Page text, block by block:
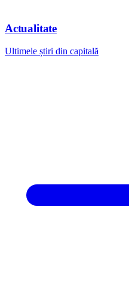
Actualitate
Ultimele știri din capitală